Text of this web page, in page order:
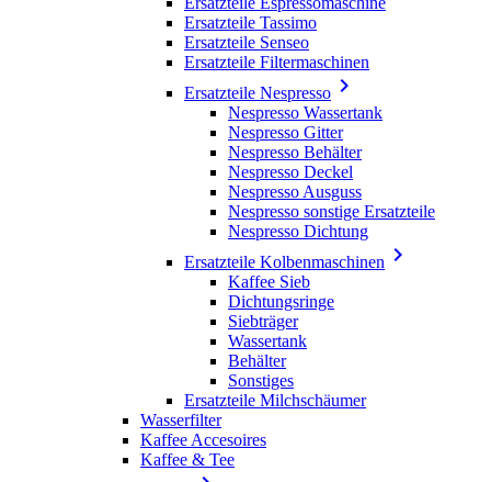
Ersatzteile Tassimo
Ersatzteile Senseo
Ersatzteile Filtermaschinen
Ersatzteile Nespresso 
Nespresso Wassertank
Nespresso Gitter
Nespresso Behälter
Nespresso Deckel
Nespresso Ausguss
Nespresso sonstige Ersatzteile
Nespresso Dichtung
Ersatzteile Kolbenmaschinen 
Kaffee Sieb
Dichtungsringe
Siebträger
Wassertank
Behälter
Sonstiges
Ersatzteile Milchschäumer
Wasserfilter
Kaffee Accesoires
Kaffee & Tee